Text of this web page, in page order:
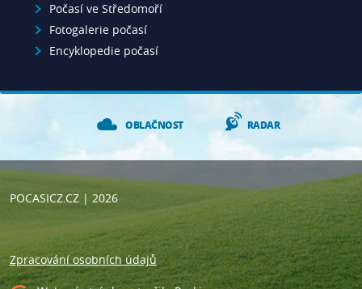
Počasí ve Středomoří
Fotogalerie počasí
Encyklopedie počasí
OBLAČNOST RADAR
POCASICZ.CZ| 2026
Zpracování osobních údajů